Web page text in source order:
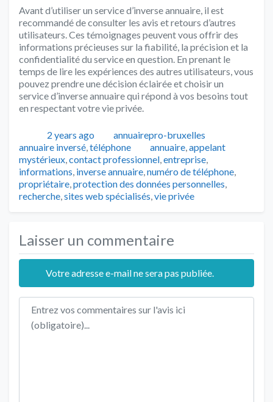
Avant d’utiliser un service d’inverse annuaire, il est
recommandé de consulter les avis et retours d’autres
utilisateurs. Ces témoignages peuvent vous offrir des
informations précieuses sur la fiabilité, la précision et la
confidentialité du service en question. En prenant le
temps de lire les expériences des autres utilisateurs, vous
pouvez prendre une décision éclairée et choisir un
service d’inverse annuaire qui répond à vos besoins tout
en respectant votre vie privée.
Publié2 years ago Auteur
annuairepro-bruxelles
annuaire inversé,téléphone Tags
annuaire,appelant
mystérieux,contact professionnel,entreprise,
informations, inverse annuaire,numéro de téléphone,
propriétaire,protection des données personnelles,
recherche,sites web spécialisés,vie privée
Laisser un commentaire
Votre adresse e-mail ne sera pas publiée.
Texte de l'avis